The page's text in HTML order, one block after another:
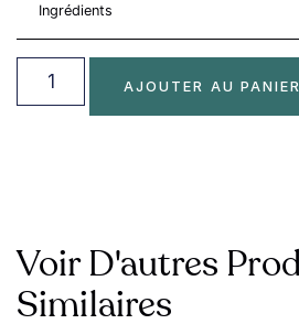
Ingrédients
AJOUTER AU PANIER
Voir D'autres
Similaires